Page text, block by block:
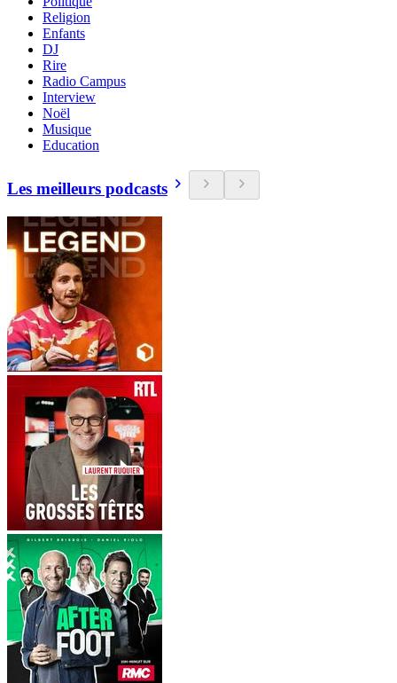
Religion
Enfants
DJ
Rire
Radio Campus
Interview
Noël
Musique
Education
Les meilleurs podcasts